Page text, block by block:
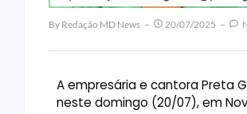
By Redação MD News 20/07/2025
A empresária e cantora Preta
neste domingo (20/07), em